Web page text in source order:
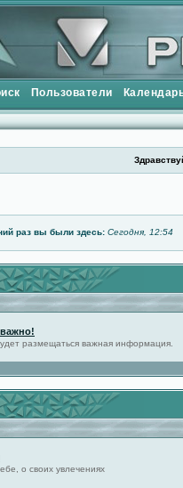
Пользователи
раз вы были здесь: Сегодня, 12:54
размещаться важная информация.
о своих увлечениях